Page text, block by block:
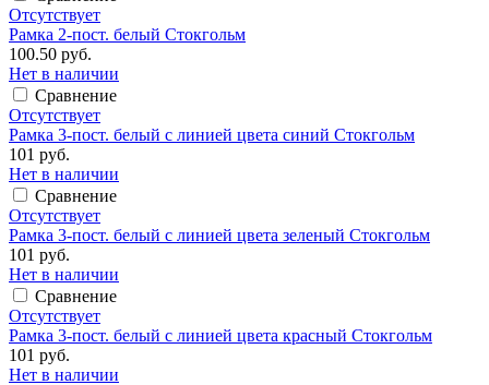
Отсутствует
Рамка 2-пост. белый Стокгольм
100.50 руб.
Нет в наличии
Сравнение
Отсутствует
Рамка 3-пост. белый с линией цвета синий Стокгольм
101 руб.
Нет в наличии
Сравнение
Отсутствует
Рамка 3-пост. белый с линией цвета зеленый Стокгольм
101 руб.
Нет в наличии
Сравнение
Отсутствует
Рамка 3-пост. белый с линией цвета красный Стокгольм
101 руб.
Нет в наличии